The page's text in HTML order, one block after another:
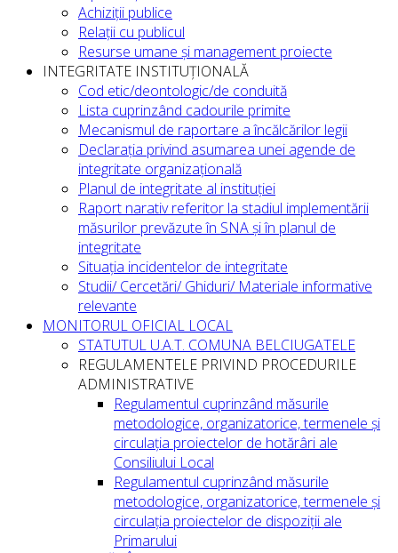
Achiziții publice
Relații cu publicul
Resurse umane și management proiecte
INTEGRITATE INSTITUȚIONALĂ
Cod etic/deontologic/de conduită
Lista cuprinzând cadourile primite
Mecanismul de raportare a încălcărilor legii
Declarația privind asumarea unei agende de
integritate organizațională
Planul de integritate al instituției
Raport narativ referitor la stadiul implementării
măsurilor prevăzute în SNA și în planul de
integritate
Situația incidentelor de integritate
Studii/ Cercetări/ Ghiduri/ Materiale informative
relevante
MONITORUL OFICIAL LOCAL
STATUTUL U.A.T. COMUNA BELCIUGATELE
REGULAMENTELE PRIVIND PROCEDURILE
ADMINISTRATIVE
Regulamentul cuprinzând măsurile
metodologice, organizatorice, termenele și
circulația proiectelor de hotărâri ale
Consiliului Local
Regulamentul cuprinzând măsurile
metodologice, organizatorice, termenele și
circulația proiectelor de dispoziții ale
Primarului